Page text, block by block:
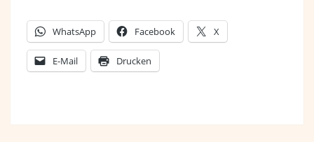
WhatsApp Facebook X
E-Mail Drucken